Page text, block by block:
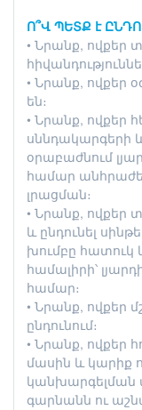
Ո՞Վ ՊԵՏՔ է
• Նրանք, ովքեր
• Նրանք, ովքեր
են։
• Նրանք, ովքեր
սննդակարգերի
օրաբաժնում
համար
լրացման։
• Նրանք, ովքեր
և ընդունել
խումբը հատուկ
համալիրի՝
համար։
• Նրանք, ովքեր
ընդունում։
• Նրանք, ովքեր
մասին և կարիք
կանխարգելման
գարնանն ու